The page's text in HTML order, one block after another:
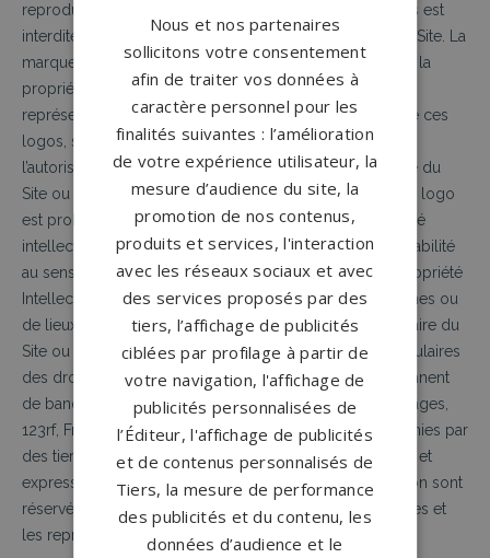
reproduction, modification, distribution de ces éléments est
interdite sans l’accord préalable écritdu Propriétaire du Site . La
marque GPG Granit et son logo figurant sur ce site sont la
propriété du Propriétaire du Site. Toute reproduction ou
représentation totale ou partielle de cette marque ou de ces
logos, seules ou intégrées à d’autres éléments, sans
l’autorisation expresse écrite et préalable duPropriétaire du
Site ou du tiers détenteur des droits sur la marque ou le logo
est prohibée
. L’utilisateur qui ne respecte pas la propriété
intellectuelle du Propriétaire du Site engage sa responsabilité
au sens des articles L.713-2 et L.713-3 du Code de la Propriété
Intellectuelle.
Les images ou photographies de personnes ou
de lieux figurant sur le site sont la propriété du Propriétaire du
Site ou sont utilisées par ce dernier avec l’accord des titulaires
des droits. Certaines images ou photos utilisées proviennent
de banques d’images libres de droits (Fotolia, Getty Images,
123rf, Freepik
). L’utilisation de ces images ou photographies par
des tiers est interdite sans autorisation spécifique, écrite et
expresse du propriétaire. Tous les droits de reproduction sont
réservés, y compris pour les documents téléchargeables et
les représentations des images et des photographies.
Nous et nos partenaires
sollicitons votre consentement
afin de traiter vos données à
caractère personnel pour les
finalités suivantes : l’amélioration
de votre expérience utilisateur, la
mesure d’audience du site, la
promotion de nos contenus,
produits et services, l'interaction
avec les réseaux sociaux et avec
des services proposés par des
tiers, l’affichage de publicités
ciblées par profilage à partir de
votre navigation, l'affichage de
publicités personnalisées de
l’Éditeur, l'affichage de publicités
et de contenus personnalisés de
Tiers, la mesure de performance
des publicités et du contenu, les
données d’audience et le